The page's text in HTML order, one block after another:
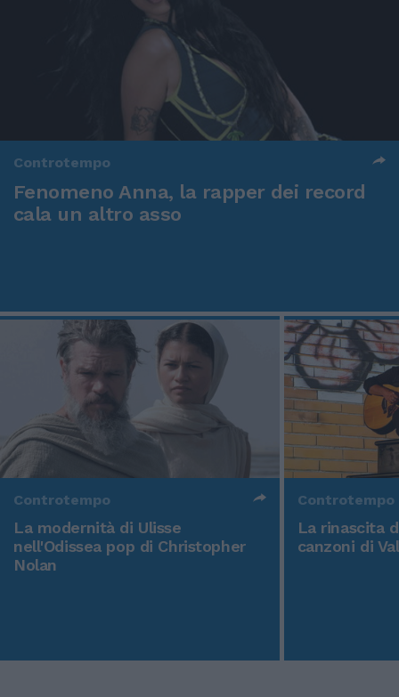
Controtempo
Fenomeno Anna, la rapper dei record
cala un altro asso
Controtempo
La modernità di Ulisse
nell'Odissea pop di Christopher
Nolan
Controtempo
La rinascita
canzoni di